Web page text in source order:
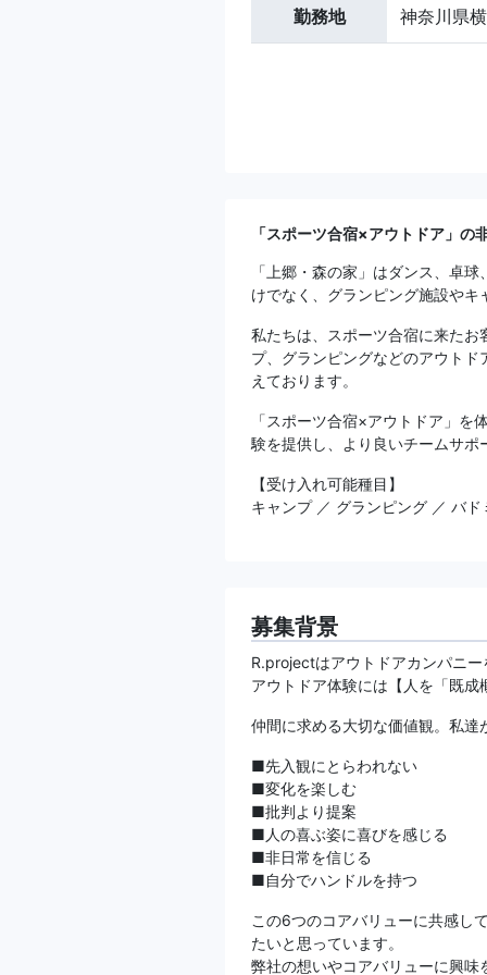
勤務地 神奈川県
「スポーツ合宿×アウトドア」の
「上郷・森の家」はダンス、卓
けでなく、グランピング施設や
私たちは、スポーツ合宿に来た
プ、グランピングなどのアウト
えております。
「スポーツ合宿×アウトドア」を
験を提供し、より良いチームサポ
【受け入れ可能種目】
キャンプ ／ グランピング ／ バ
募集背景
R.projectはアウトドアカンパニ
アウトドア体験には【人を「既
仲間に求める大切な価値観。私
■先入観にとらわれない
■変化を楽しむ
■批判より提案
■人の喜ぶ姿に喜びを感じる
■非日常を信じる
■自分でハンドルを持つ
この6つのコアバリューに共感し
たいと思っています。
弊社の想いやコアバリューに興